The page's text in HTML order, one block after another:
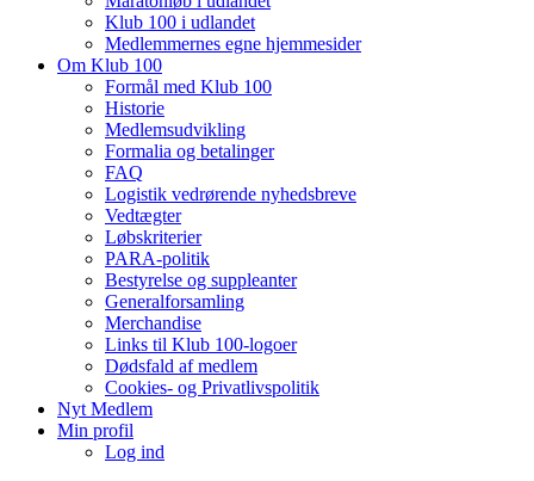
Klub 100 i udlandet
Medlemmernes egne hjemmesider
Om Klub 100
Formål med Klub 100
Historie
Medlemsudvikling
Formalia og betalinger
FAQ
Logistik vedrørende nyhedsbreve
Vedtægter
Løbskriterier
PARA-politik
Bestyrelse og suppleanter
Generalforsamling
Merchandise
Links til Klub 100-logoer
Dødsfald af medlem
Cookies- og Privatlivspolitik
Nyt Medlem
Min profil
Log ind